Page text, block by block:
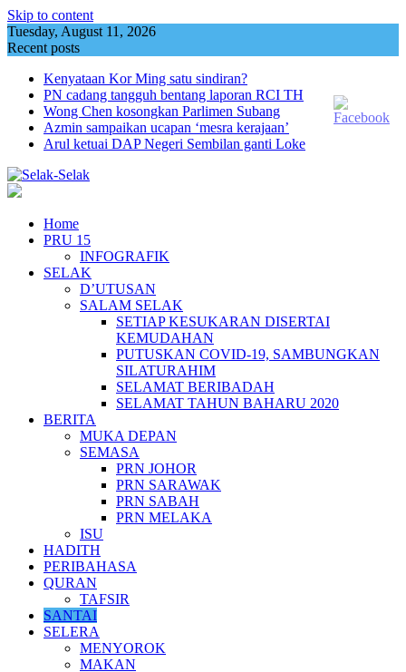
Skip to content
Tuesday, August 11, 2026
Recent posts
Kenyataan Kor Ming satu sindiran?
PN cadang tangguh bentang laporan RCI TH
Wong Chen kosongkan Parlimen Subang
Azmin sampaikan ucapan ‘mesra kerajaan’
Arul ketuai DAP Negeri Sembilan ganti Loke
Home
PRU 15
INFOGRAFIK
SELAK
D’UTUSAN
SALAM SELAK
SETIAP KESUKARAN DISERTAI
KEMUDAHAN
PUTUSKAN COVID-19, SAMBUNGKAN
SILATURAHIM
SELAMAT BERIBADAH
SELAMAT TAHUN BAHARU 2020
BERITA
MUKA DEPAN
SEMASA
PRN JOHOR
PRN SARAWAK
PRN SABAH
PRN MELAKA
ISU
HADITH
PERIBAHASA
QURAN
TAFSIR
SANTAI
SELERA
MENYOROK
MAKAN